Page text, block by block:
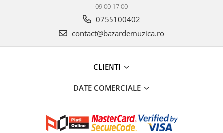
09:00-17:00
0755100402
contact@bazardemuzica.ro
CLIENTI
DATE COMERCIALE